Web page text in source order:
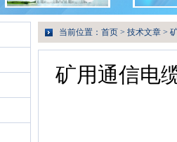
当前位置： 首页 > 技术文章 >
矿用通信电